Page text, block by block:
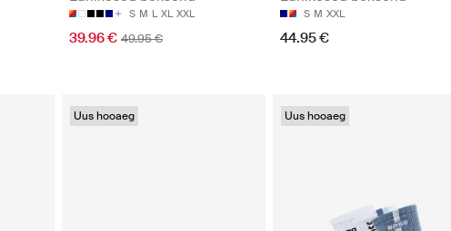
S M L XL XXL
39.96 € 49.95 €
S M XXL
44.95 €
Uus hooaeg Uus hooaeg